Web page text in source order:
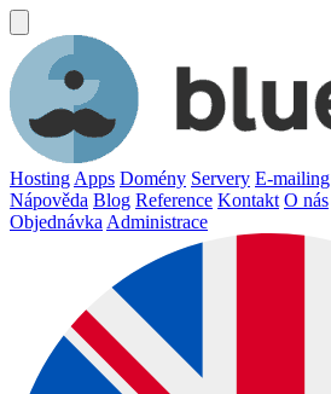
Hosting Apps Domény Servery E-mailing
Nápověda Blog Reference Kontakt O nás
Objednávka Administrace